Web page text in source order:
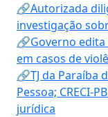
🔗Autorizada
investigação
🔗Governo
em casos de
🔗TJ da Paraíba
Pessoa; CRECI-
jurídica